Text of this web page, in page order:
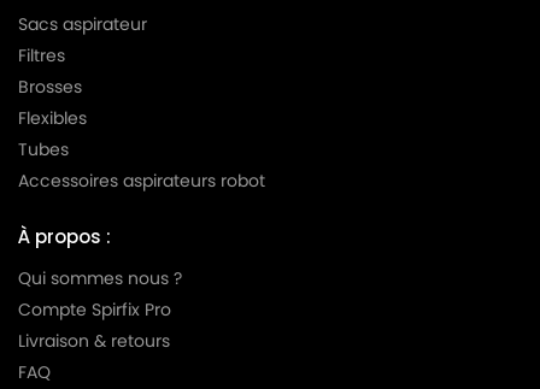
Sacs aspirateur
Filtres
Brosses
Flexibles
Tubes
Accessoires aspirateurs robot
À propos :
Qui sommes nous ?
Compte Spirfix Pro
Livraison & retours
FAQ